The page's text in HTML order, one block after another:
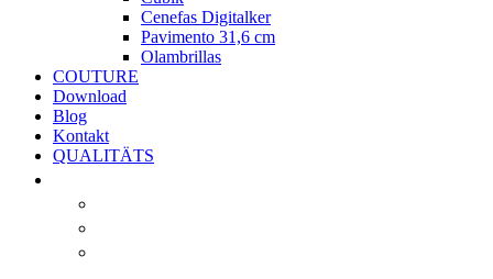
Cenefas Digitalker
Pavimento 31,6 cm
Olambrillas
COUTURE
Download
Blog
Kontakt
QUALITÄTS